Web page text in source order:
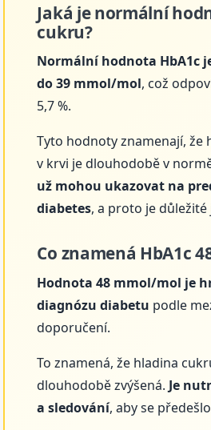
Jaká je normální
cukru?
Normální hodnota HbA1c
do 39 mmol/mol, což
5,7 %.
Tyto hodnoty znamenají, že
v krvi je dlouhodobě v
už mohou ukazovat na
diabetes, a proto je důležité
Co znamená HbA1c
Hodnota 48 mmol/mol je
diagnózu diabetu podle
doporučení.
To znamená, že hladina
dlouhodobě zvýšená. Je
a sledování, aby se